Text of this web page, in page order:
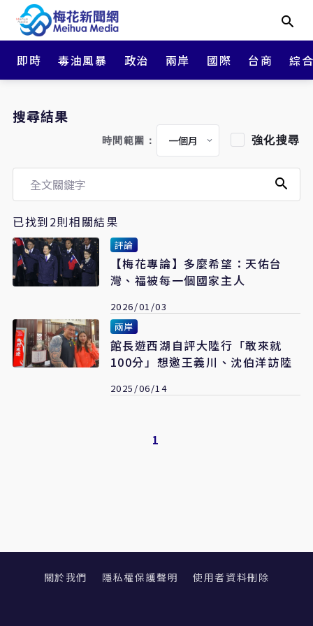
即時 毒油風暴 政治 兩岸 國際 台商 綜
搜尋結果
時間範圍： 強化搜尋
已找到2則相關結果
評論
【梅花專論】多麼希望：天佑台
灣、福被每一個國家主人
2026/01/03
兩岸
館長遊西湖自評大陸行「敢來就
100分」想邀王義川、沈伯洋訪陸
2025/06/14
1
關於我們 隱私權保護聲明 使用者資料刪除